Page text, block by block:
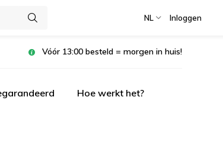
NL Inloggen
Vóór 13:00 besteld = morgen in huis!
Hoe werkt het?